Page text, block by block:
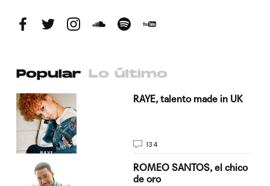
Popular Lo último
RAYE, talento made in UK
134
ROMEO SANTOS, el chico
de oro